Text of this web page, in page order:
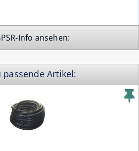
Info
passende Artikel: